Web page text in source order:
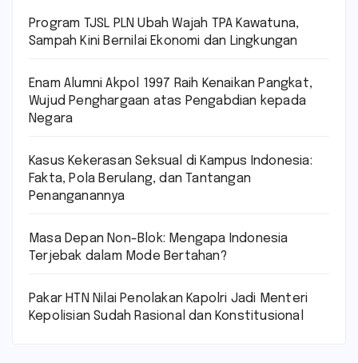
Program TJSL PLN Ubah Wajah TPA Kawatuna,
Sampah Kini Bernilai Ekonomi dan Lingkungan
Enam Alumni Akpol 1997 Raih Kenaikan Pangkat,
Wujud Penghargaan atas Pengabdian kepada
Negara
Kasus Kekerasan Seksual di Kampus Indonesia:
Fakta, Pola Berulang, dan Tantangan
Penanganannya
Masa Depan Non-Blok: Mengapa Indonesia
Terjebak dalam Mode Bertahan?
Pakar HTN Nilai Penolakan Kapolri Jadi Menteri
Kepolisian Sudah Rasional dan Konstitusional